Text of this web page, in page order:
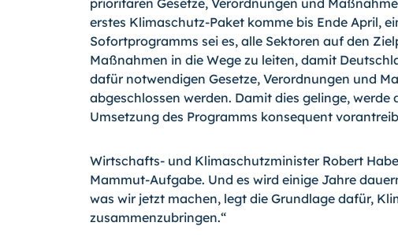
prioritären Gesetze, Verordnungen und
erstes Klimaschutz-Paket komme bis Ende April,
Sofortprogramms sei es, alle Sektoren auf den
Maßnahmen in die Wege zu leiten, damit
dafür notwendigen Gesetze, Verordnungen und
abgeschlossen werden. Damit dies gelinge,
Umsetzung des Programms konsequent
Wirtschafts- und Klimaschutzminister Robert
Mammut-Aufgabe. Und es wird einige Jahre
was wir jetzt machen, legt die Grundlage dafür,
zusammenzubringen.“